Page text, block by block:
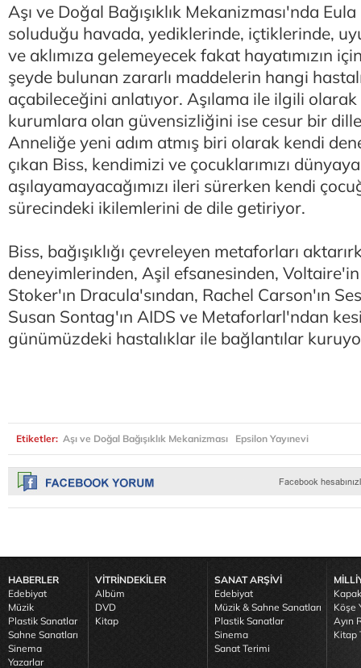
Aşı ve Doğal Bağışıklık Mekanizması'nda Eula
soluduğu havada, yediklerinde, içtiklerinde,
ve aklımıza gelemeyecek fakat hayatımızın
şeyde bulunan zararlı maddelerin hangi
açabileceğini anlatıyor. Aşılama ile ilgili
kurumlara olan güvensizliğini ise cesur bir
Anneliğe yeni adım atmış biri olarak kendi
çıkan Biss, kendimizi ve çocuklarımızı
aşılayamayacağımızı ileri sürerken kendi
sürecindeki ikilemlerini de dile getiriyor.
Biss, bağışıklığı çevreleyen metaforları
deneyimlerinden, Aşil efsanesinden,
Stoker'ın Dracula'sından, Rachel Carson'ın
Susan Sontag'ın AIDS ve Metaforlarl'ndan
günümüzdeki hastalıklar ile bağlantılar
Etiketler: Aşı ve Doğal Bağışıklık Mekanizması Epsilon Yayınevi
HABERLER
Edebiyat
Müzik
Plastik Sanatlar
Sahne Sanatları
Sinema
Yazarlar
VİTRİNDEKİLER
Albüm
DVD
Kitap
SANAT ARŞİVİ
Edebiyat
Müzik & Sahne Sanatları
Plastik Sanatlar
Sinema
Sanat Terimi
Köşe
Ayın
Kitap